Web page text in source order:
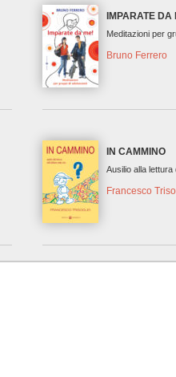
IMPARATE DA
Meditazioni per
Bruno Ferrero
IN CAMMINO
Ausilio alla lettura
Francesco